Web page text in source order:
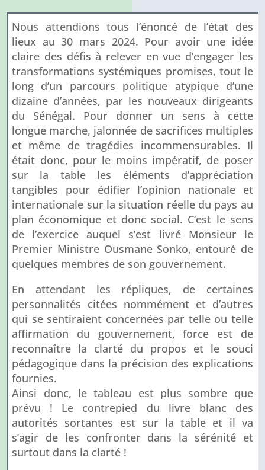
Nous attendions tous l’énoncé de l’état des
lieux au 30 mars 2024. Pour avoir une idée
claire des défis à relever en vue d’engager les
transformations systémiques promises, tout le
long d’un parcours politique atypique d’une
dizaine d’années, par les nouveaux dirigeants
du Sénégal. Pour donner un sens à cette
longue marche, jalonnée de sacrifices multiples
et même de tragédies incommensurables. Il
était donc, pour le moins impératif, de poser
sur la table les éléments d’appréciation
tangibles pour édifier l’opinion nationale et
internationale sur la situation réelle du pays au
plan économique et donc social. C’est le sens
de l’exercice auquel s’est livré Monsieur le
Premier Ministre Ousmane Sonko, entouré de
quelques membres de son gouvernement.
En attendant les répliques, de certaines
personnalités citées nommément et d’autres
qui se sentiraient concernées par telle ou telle
affirmation du gouvernement, force est de
reconnaître la clarté du propos et le souci
pédagogique dans la précision des explications
fournies.
Ainsi donc, le tableau est plus sombre que
prévu ! Le contrepied du livre blanc des
autorités sortantes est sur la table et il va
s’agir de les confronter dans la sérénité et
surtout dans la clarté !